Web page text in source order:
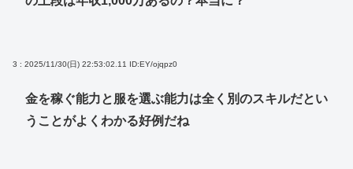
3 : 2025/11/30(日) 22:53:02.11 ID:EY/ojqpz0
金を稼ぐ能力と服を選ぶ能力は全く別のスキルだとい
うことがよくわかる好例だね